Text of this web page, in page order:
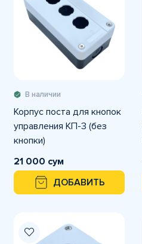
В наличии
Корпус поста для кнопок
управления КП-3 (без
кнопки)
21 000 сум
ДОБАВИТЬ